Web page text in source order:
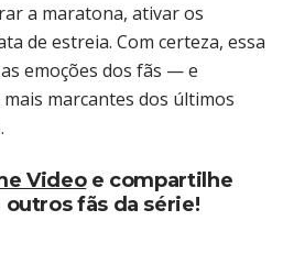
a maratona, ativar os
de estreia. Com certeza, essa
emoções dos fãs — e
marcantes dos últimos
Videoe compartilhe
fãs da série!